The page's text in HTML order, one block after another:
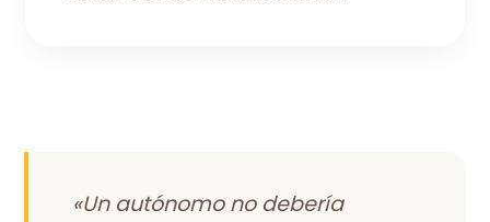
«Un autónomo no debería